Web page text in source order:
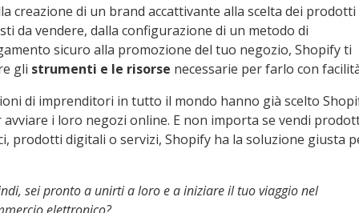
creazione di un brand accattivante alla scelta dei prodotti
da vendere, dalla configurazione di un metodo di
sicuro alla promozione del tuo negozio, Shopify ti
gli strumenti e le risorse necessarie per farlo con
di imprenditori in tutto il mondo hanno già scelto
avviare i loro negozi online. E non importa se vendi
prodotti digitali o servizi, Shopify ha la soluzione giusta
sei pronto a unirti a loro e a iniziare il tuo viaggio nel